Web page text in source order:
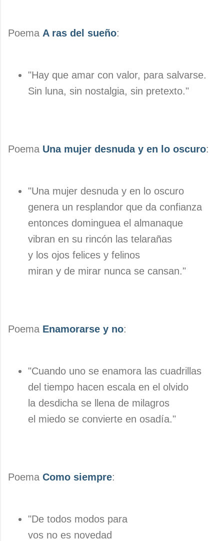
Poema A ras del sueño:
"Hay que amar con valor, para salvarse.
Sin luna, sin nostalgia, sin pretexto."
Poema Una mujer desnuda y en lo oscuro:
"Una mujer desnuda y en lo oscuro
genera un resplandor que da confianza
entonces dominguea el almanaque
vibran en su rincón las telarañas
y los ojos felices y felinos
miran y de mirar nunca se cansan."
Poema Enamorarse y no:
"Cuando uno se enamora las cuadrillas
del tiempo hacen escala en el olvido
la desdicha se llena de milagros
el miedo se convierte en osadía."
Poema Como siempre:
"De todos modos para
vos no es novedad